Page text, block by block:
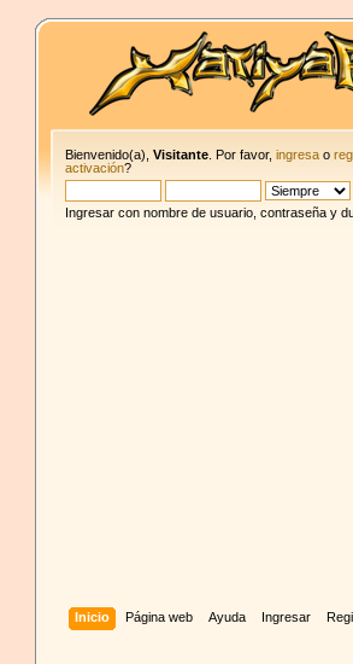
Bienvenido(a),Visitante . Por favor,ingresa o
activación?
Ingresar con nombre de usuario, contraseña y
Inicio Página web Ayuda Ingresar